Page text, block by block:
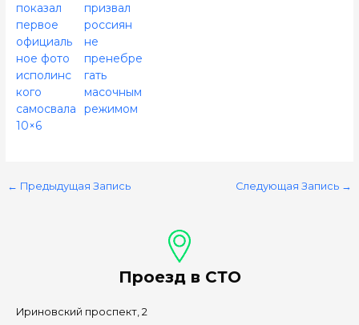
показал
первое
официаль
ное фото
исполинс
кого
самосвала
10×6
призвал
россиян
не
пренебре
гать
масочным
режимом
← Предыдущая Запись Следующая Запись →
Проезд в СТО
Ириновский проспект, 2